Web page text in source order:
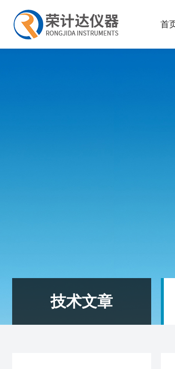
首
技术文章